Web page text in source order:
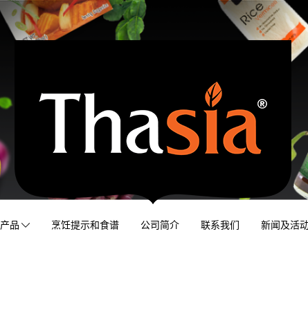
产品 烹饪提示和食谱 公司简介 联系我们 新闻及活